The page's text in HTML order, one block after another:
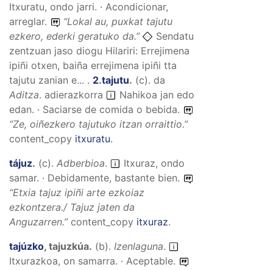
Itxuratu, ondo jarri. · Acondicionar,
arreglar.
“Lokal au, puxkat tajutu
ezkero, ederki geratuko da.”
Sendatu
zentzuan jaso diogu Hilariri: Errejimena
ipiñi otxen, baiña errejimena ipiñi tta
tajutu zanian e... . 2.tajutu. (c). da
Aditza. adierazkorra
Nahikoa jan edo
edan. · Saciarse de comida o bebida.
“Ze, oiñezkero tajutuko itzan orraittio.”
content_copy itxuratu.
tájuz. (c). Adberbioa.
Itxuraz, ondo
samar. · Debidamente, bastante bien.
“Etxia tajuz ipiñi arte ezkoiaz
ezkontzera./ Tajuz jaten da
Anguzarren.” content_copy itxuraz.
tajúzko, tajuzkúa. (b). Izenlaguna.
Itxurazkoa, on samarra. · Aceptable.